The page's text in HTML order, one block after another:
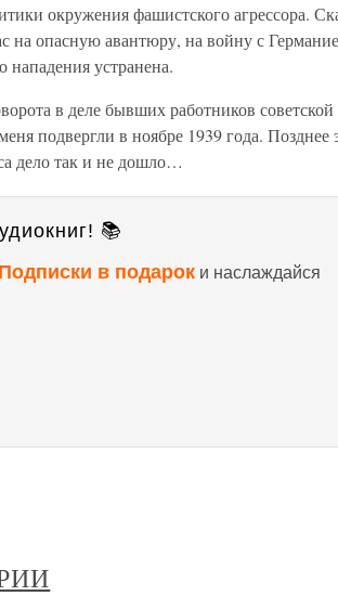
окружения фашистского агрессора.
на опасную авантюру, на войну с
нападения устранена.
в деле бывших работников
подвергли в ноябре 1939 года. Позднее
дело так и не дошло…
📚
в подарок и наслаждайся